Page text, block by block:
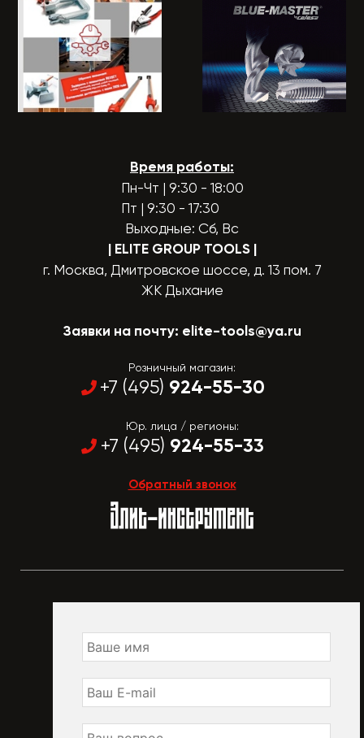
Время работы:
Пн-Чт | 9:30 - 18:00
Пт | 9:30 - 17:30
Выходные: Сб, Вс
| ELITE GROUP TOOLS |
г. Москва, Дмитровское шоссе, д. 13 пом. 7
ЖК Дыхание
Заявки на почту: elite-tools@ya.ru
Розничный магазин:
+7 (495) 924-55-30
Юр. лица / регионы:
+7 (495) 924-55-33
Обратный звонок